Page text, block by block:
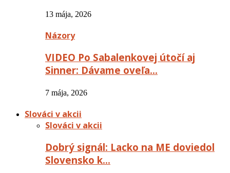
13 mája, 2026
Názory
VIDEO Po Sabalenkovej útočí aj
Sinner: Dávame oveľa…
7 mája, 2026
Slováci v akcii
Slováci v akcii
Dobrý signál: Lacko na ME doviedol
Slovensko k…